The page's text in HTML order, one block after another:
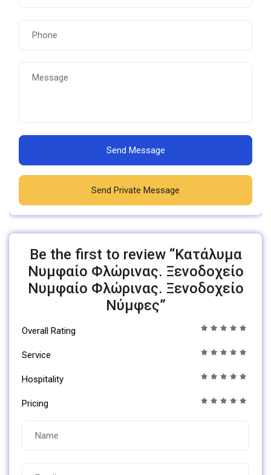
Send Message
Send Private Message
Be the first to review “Κατάλυμα
Νυμφαίο Φλώρινας. Ξενοδοχείο
Νυμφαίο Φλώρινας. Ξενοδοχείο
Νύμφες”
Overall Rating
Service
Hospitality
Pricing